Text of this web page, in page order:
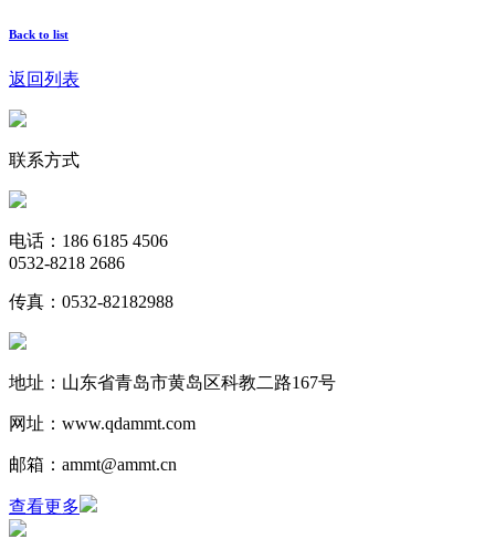
Back to list
返回列表
联系方式
电话：186 6185 4506
0532-8218 2686
传真：0532-82182988
地址：山东省青岛市黄岛区科教二路167号
网址：www.qdammt.com
邮箱：ammt@ammt.cn
查看更多